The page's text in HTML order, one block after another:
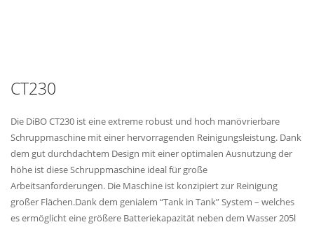
CT230
Die DiBO CT230 ist eine extreme robust und hoch manövrierbare
Schruppmaschine mit einer hervorragenden Reinigungsleistung. Dank
dem gut durchdachtem Design mit einer optimalen Ausnutzung der
höhe ist diese Schruppmaschine ideal für große
Arbeitsanforderungen. Die Maschine ist konzipiert zur Reinigung
großer Flächen.Dank dem genialem “Tank in Tank” System – welches
es ermöglicht eine größere Batteriekapazität neben dem Wasser 205l